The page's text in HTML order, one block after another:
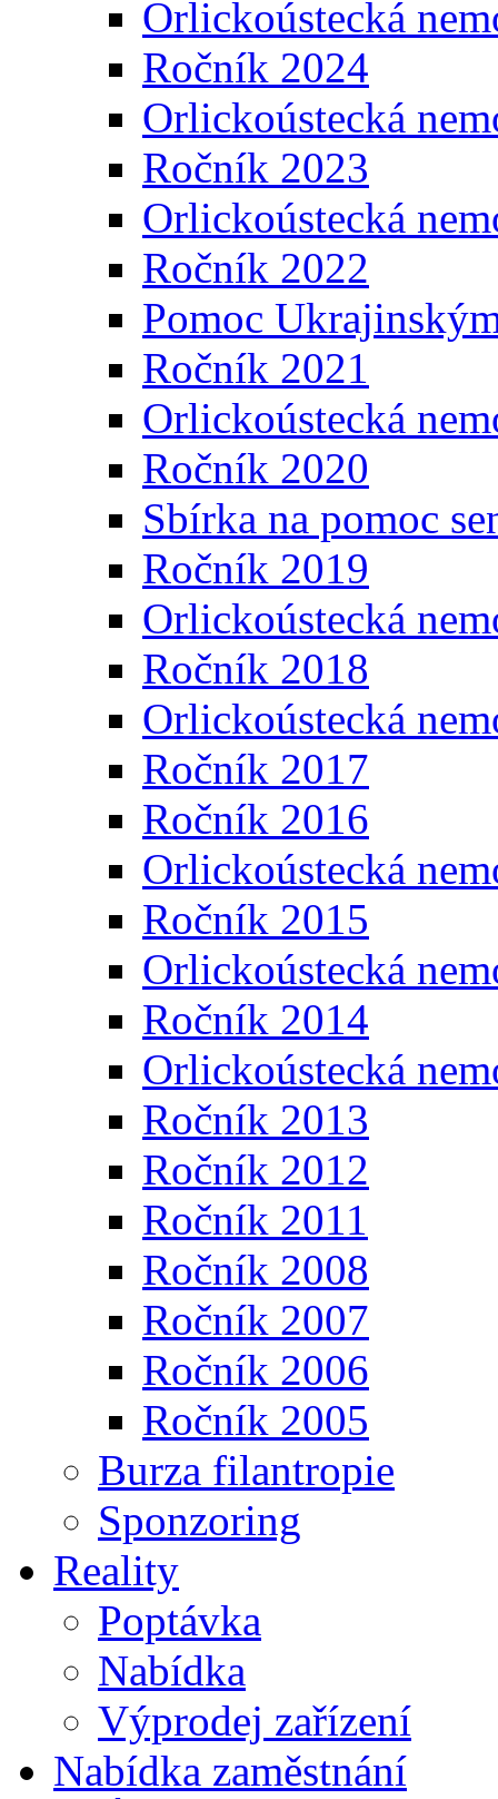
Orlickoústecká
Ročník 2024
Orlickoústecká
Ročník 2023
Orlickoústecká
Ročník 2022
Pomoc
Ročník 2021
Orlickoústecká
Ročník 2020
Sbírka na pomoc
Ročník 2019
Orlickoústecká
Ročník 2018
Orlickoústecká
Ročník 2017
Ročník 2016
Orlickoústecká
Ročník 2015
Orlickoústecká
Ročník 2014
Orlickoústecká
Ročník 2013
Ročník 2012
Ročník 2011
Ročník 2008
Ročník 2007
Ročník 2006
Ročník 2005
Burza filantropie
Sponzoring
Reality
Poptávka
Nabídka
Výprodej zařízení
Nabídka zaměstnání